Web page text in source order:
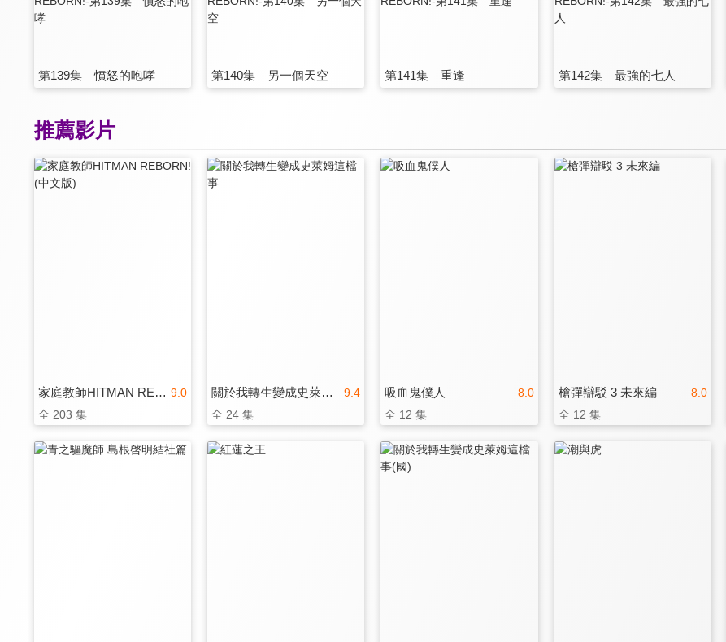
第139集 憤怒的咆哮 第140集 另一個天空 第141集 重逢 第142集 最強的七人
推薦影片
9.0
家庭教師HITMAN REBORN!(中文版)
全 203 集
9.4
關於我轉生變成史萊姆這檔事
全 24 集
8.0
吸血鬼僕人
全 12 集
8.0
槍彈辯駁 3 未來編
全 12 集